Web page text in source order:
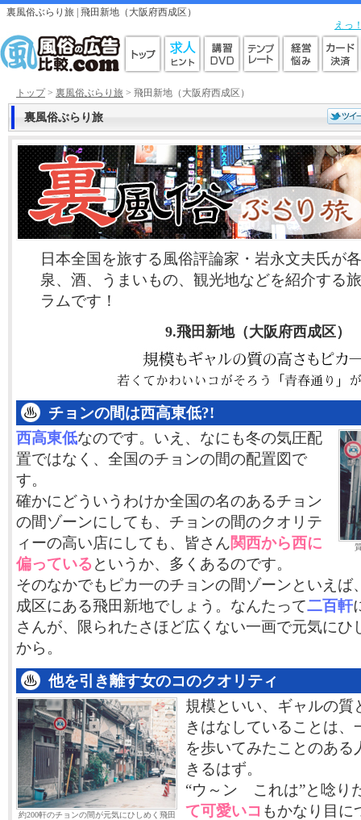
裏風俗ぶらり旅 | 飛田新地（大阪府西成区）
えっ
トップ> 裏風俗ぶらり旅 > 飛田新地（大阪府西成区）
裏風俗ぶらり旅
日本全国を旅する風俗評論家・岩永文夫氏が
泉、酒、うまいもの、観光地などを紹介する
ラムです！
9.飛田新地（大阪府西成区）
チョンの間は西高東低?!
西高東低なのです。いえ、なにも冬の気圧配
置ではなく、全国のチョンの間の配置図で
す。
確かにどういうわけか全国の名のあるチョン
の間ゾーンにしても、チョンの間のクオリテ
ィーの高い店にしても、皆さん関西から西に
偏っているというか、多くあるのです。
そのなかでもピカ一のチョンの間ゾーンといえば
成区にある飛田新地でしょう。なんたって二百軒
さんが、限られたさほど広くない一画で元気にひ
から。
他を引き離す女のコのクオリティ
約200軒のチョンの間が元気にひしめく飛田
規模といい、ギャルの質
きはなしていることは、
を歩いてみたことのある
きるはず。
“ウ～ン これは”と唸り
て可愛いコ もかなり目に